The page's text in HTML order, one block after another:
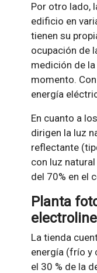
Por otro lado,
edificio en
tienen su
ocupación de
medición de
momento.
energía
En cuanto a
dirigen la luz
reflectante
con luz
del 70% en el
Planta
La tienda
energía (frío y
el 30 % de la